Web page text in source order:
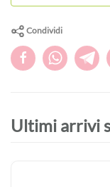
Condividi
Ultimi arrivi